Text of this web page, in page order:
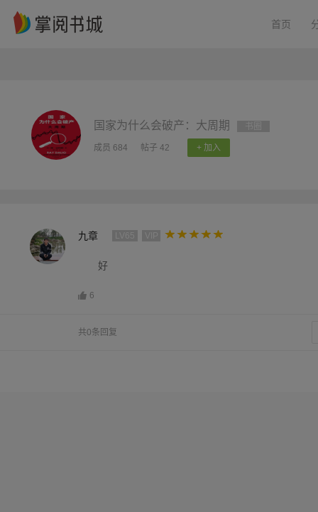
首页
国家为什么会破产：大周期
成员 684 帖子 42 + 加入
九章
好
6
共0条回复